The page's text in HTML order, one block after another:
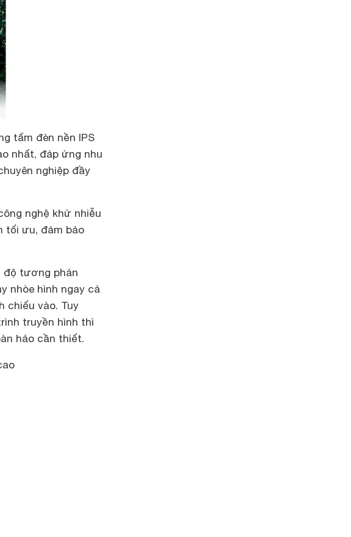
tấm đèn nền IPS
nhất, đáp ứng nhu
nghiệp đầy
nghệ khử nhiễu
tối ưu, đảm bảo
độ tương phản
nhòe hình ngay cả
chiếu vào. Tuy
truyền hình thì
hảo cần thiết.